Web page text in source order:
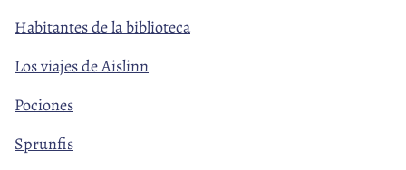
Habitantes de la biblioteca
Los viajes de Aislinn
Pociones
Sprunfis